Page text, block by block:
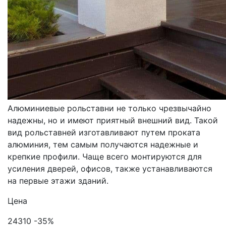
РОЛЬСТАВНИ
АЛЮМИНИЕВЫЕ
Алюминиевые рольставни не только чрезвычайно
надежны, но и имеют приятный внешний вид. Такой
вид рольставней изготавливают путем проката
алюминия, тем самым получаются надежные и
крепкие профили. Чаще всего монтируются для
усиления дверей, офисов, также устанавливаются
на первые этажи зданий.
Цена
24310 -35%